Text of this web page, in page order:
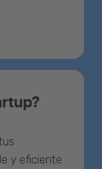
y eficiente